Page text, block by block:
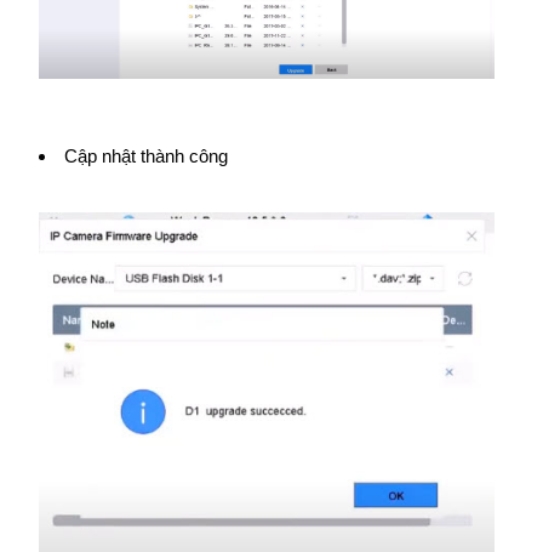
Cập nhật thành công